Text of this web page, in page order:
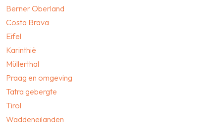
Berner Oberland
Costa Brava
Eifel
Karinthië
Müllerthal
Praag en omgeving
Tatra gebergte
Tirol
Waddeneilanden